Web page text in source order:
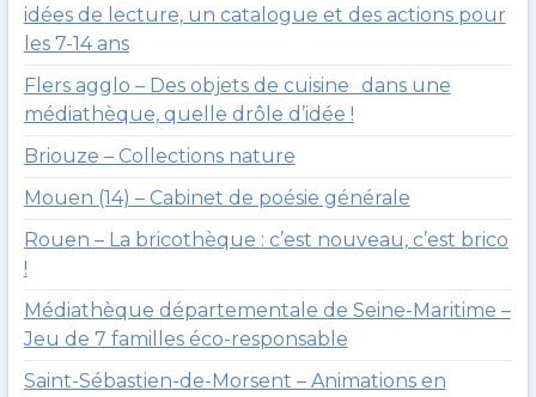
idées de lecture, un catalogue et des actions pour
les 7-14 ans
Flers agglo – Des objets de cuisine dans une
médiathèque, quelle drôle d’idée !
Briouze – Collections nature
Mouen (14) – Cabinet de poésie générale
Rouen – La bricothèque : c’est nouveau, c’est brico
!
Médiathèque départementale de Seine-Maritime –
Jeu de 7 familles éco-responsable
Saint-Sébastien-de-Morsent – Animations en